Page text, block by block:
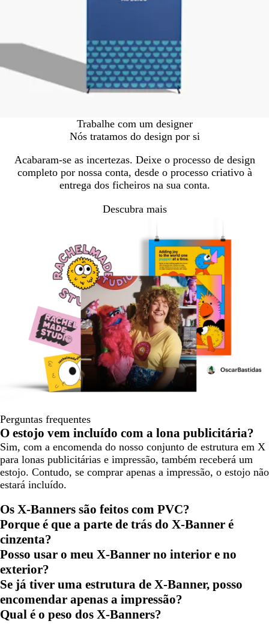
Trabalhe com um designer
Nós tratamos do design por si
Acabaram-se as incertezas. Deixe o processo de design
completo por nossa conta, desde o processo criativo à
entrega dos ficheiros na sua conta.
Descubra mais
Perguntas frequentes
O estojo vem incluído com a lona publicitária?
Sim, com a encomenda do nosso conjunto de estrutura em X
para lonas publicitárias e impressão, também receberá um
estojo. Contudo, se comprar apenas a impressão, o estojo não
estará incluído.
Os X-Banners são feitos com PVC?
Porque é que a parte de trás do X-Banner é
cinzenta?
Posso usar o meu X-Banner no interior e no
exterior?
Se já tiver uma estrutura de X-Banner, posso
encomendar apenas a impressão?
Qual é o peso dos X-Banners?